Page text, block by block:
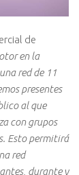
de
en la
red de 11
presentes
al que
con grupos
Esto permitirá
red
durante y